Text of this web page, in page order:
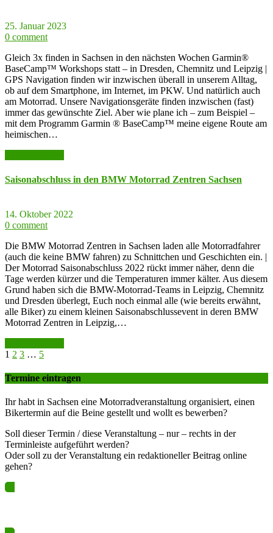
25. Januar 2023
0 comment
Gleich 3x finden in Sachsen in den nächsten Wochen Garmin®
BaseCamp™ Workshops statt – in Dresden, Chemnitz und Leipzig |
GPS Navigation finden wir inzwischen überall in unserem Alltag,
ob auf dem Smartphone, im Internet, im PKW. Und natürlich auch
am Motorrad. Unsere Navigationsgeräte finden inzwischen (fast)
immer das gewünschte Ziel. Aber wie plane ich – zum Beispiel –
mit dem Programm Garmin ® BaseCamp™ meine eigene Route am
heimischen…
Saisonabschluss in den BMW Motorrad Zentren Sachsen
14. Oktober 2022
0 comment
Die BMW Motorrad Zentren in Sachsen laden alle Motorradfahrer
(auch die keine BMW fahren) zu Schnittchen und Geschichten ein. |
Der Motorrad Saisonabschluss 2022 rückt immer näher, denn die
Tage werden kürzer und die Temperaturen immer kälter. Aus diesem
Grund haben sich die BMW-Motorrad-Teams in Leipzig, Chemnitz
und Dresden überlegt, Euch noch einmal alle (wie bereits erwähnt,
alle Biker) zu einem kleinen Saisonabschlussevent in deren BMW
Motorrad Zentren in Leipzig,…
1 2 3 … 5
Termine eintragen
Ihr habt in Sachsen eine Motorradveranstaltung organisiert, einen
Bikertermin auf die Beine gestellt und wollt es bewerben?
Soll dieser Termin / diese Veranstaltung – nur – rechts in der
Terminleiste aufgeführt werden?
Oder soll zu der Veranstaltung ein redaktioneller Beitrag online
gehen?